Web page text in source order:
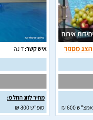
הצג מספר
אמצ"ש 600 ₪
איש קשר:דינה
מחיר לזוג החל מ:
סופ"ש 800 ₪